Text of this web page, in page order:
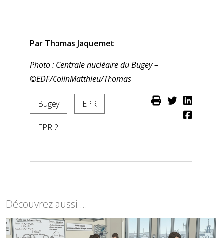
Par Thomas Jaquemet
Photo : Centrale nucléaire du Bugey –
©EDF/ColinMatthieu/Thomas
Bugey EPR
EPR 2
Découvrez aussi ...